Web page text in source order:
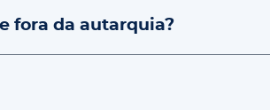
fora da autarquia?